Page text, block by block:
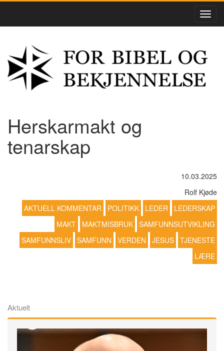
Herskarmakt og
tenarskap
10.03.2025
Rolf Kjøde
AKTUELL KOMMENTAR
POLITIKK LEDER
LEDERSKAP
MAKT
MAKTMISBRUK SAMFUNNSUTVIKLING
SAMFUNNSLIV SAMFUNN VERDEN JESUS TJENESTE
LÆRE
Aktuelt